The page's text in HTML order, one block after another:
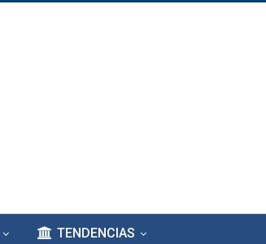
TENDENCIAS